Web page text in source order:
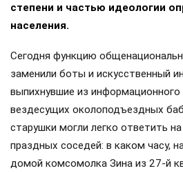
степени и частью идеологии
населения.
Сегодня функцию
заменили боты и искусственный
выпихнувшие из информационного
вездесущих околоподъездных
старушки могли легко ответить
праздных соседей: в каком часу,
домой комсомолка Зина из 27-й